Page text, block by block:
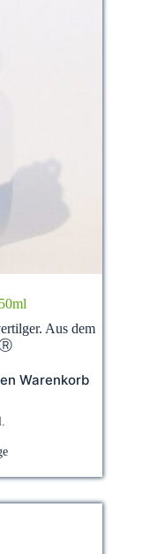
Aus dem
Warenkorb